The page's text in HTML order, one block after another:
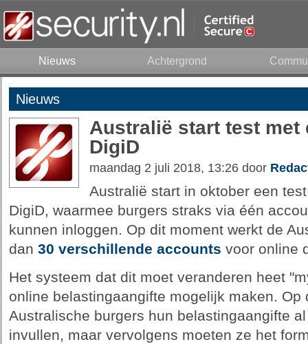
Nieuws Achtergrond
Nieuws
Australië start test met
DigiD
maandag 2 juli 2018, 13:26 door
Australië start in oktober een
DigiD, waarmee burgers straks via één
kunnen inloggen. Op dit moment werkt de
dan 30 verschillende accounts voor online
Het systeem dat dit moet veranderen heet
online belastingaangifte mogelijk maken. Op
Australische burgers hun belastingaangifte
invullen, maar vervolgens moeten ze het